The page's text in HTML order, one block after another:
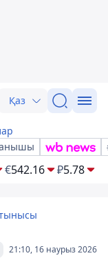
Қаз
€542.16 ₽5.78
21:10, 16 наурыз 2026